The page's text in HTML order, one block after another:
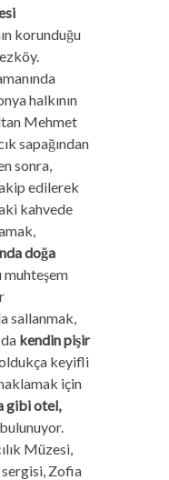
korunduğu
halkının
Mehmet
sapağından
sonra,
edilerek
kahvede
doğa
muhteşem
sallanmak,
kendin pişir
keyifli
için
gibi otel,
Müzesi,
sergisi, Zofia